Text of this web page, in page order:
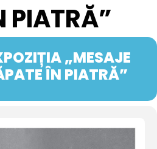
PIATRĂ”
„MESAJE
ÎN PIATRĂ”